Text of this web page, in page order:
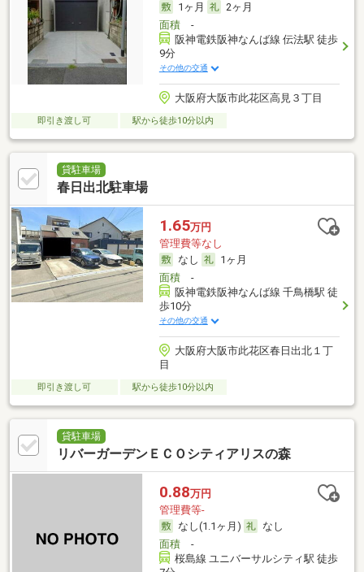
1ヶ月
2ヶ月
面積-
阪神電鉄阪神なんば線 伝法駅 徒歩
9分
その他の交通
大阪府大阪市此花区高見３丁目
即引き渡し可 駅から徒歩10分以内
貸駐車場
春日出北駐車場
1.65万円
管理費等なし
なし
1ヶ月
面積-
阪神電鉄阪神なんば線 千鳥橋駅 徒
歩10分
その他の交通
大阪府大阪市此花区春日出北１丁
目
即引き渡し可 駅から徒歩10分以内
貸駐車場
リバーガーデンＥＣＯシティアリスの森
0.88万円
管理費等-
なし(1.1ヶ月)
なし
面積-
桜島線 ユニバーサルシティ駅 徒歩